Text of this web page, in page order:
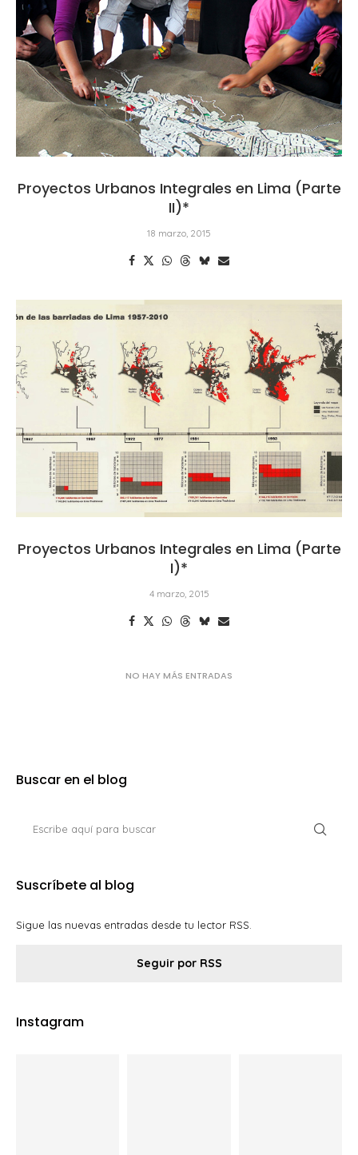
Proyectos Urbanos Integrales en Lima (Parte
II)*
18 marzo, 2015
Proyectos Urbanos Integrales en Lima (Parte
I)*
4 marzo, 2015
Suscríbete al blog